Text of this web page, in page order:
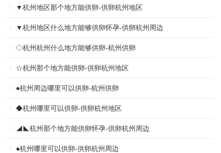
▼杭州地区那个地方能供卵-供卵杭州地区
▼杭州地区什么地方能够供卵怀孕-供卵杭州周边
◇杭州杭州什么地方能够供卵-杭州供卵
☆杭州那个地方能供卵-供卵杭州地区
●杭州周边哪里可以供卵-杭州供卵
◆杭州哪里可以供卵-供卵杭州地区
◢◣杭州那个地方能供卵怀孕-供卵杭州周边
●杭州哪里可以供卵-供卵杭州周边